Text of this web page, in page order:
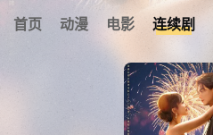
首页 动漫 电影 连续剧